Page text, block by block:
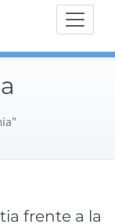
frente a la